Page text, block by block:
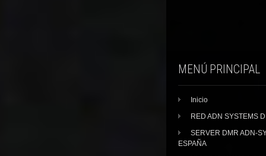
MENÚ PRINCIPAL
Inicio
RED ADN SYSTEMS
SERVER DMR ADN-
ESPAÑA